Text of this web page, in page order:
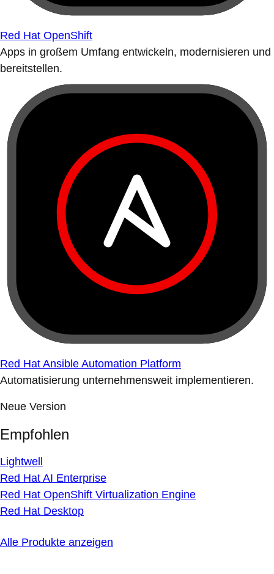
Red Hat OpenShift
Apps in großem Umfang entwickeln, modernisieren und
bereitstellen.
Red Hat Ansible Automation Platform
Automatisierung unternehmensweit implementieren.
Neue Version
Empfohlen
Lightwell
Red Hat AI Enterprise
Red Hat OpenShift Virtualization Engine
Red Hat Desktop
Alle Produkte anzeigen